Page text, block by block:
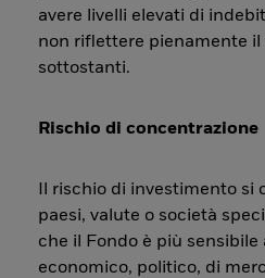
avere livelli elevati di
non riflettere pienamente il
sottostanti.
Rischio di concentrazione
Il rischio di investimento si
paesi, valute o società
che il Fondo è più sensibile
economico, politico, di